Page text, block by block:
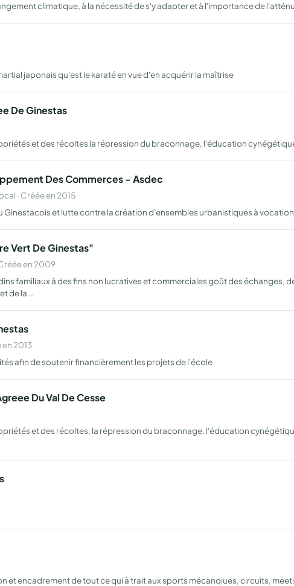
climatique, à la nécessité de s'y adapter et à l'importance de
japonais qu'est le karaté en vue d'en acquérir la maîtrise
De Ginestas
et des récoltes la répression du braconnage, l'éducation
Des Commerces - Asdec
· Créée en 2015
Ginestacois et lutte contre la création d'ensembles urbanistiques à
Vert De Ginestas"
en 2009
familiaux à des fins non lucratives et commerciales goût des échanges,
de la …
en 2013
afin de soutenir financièrement les projets de l'école
Du Val De Cesse
et des récoltes, la répression du braconnage, l'éducation
encadrement de tout ce qui à trait aux sports mécanqiues, circuits,